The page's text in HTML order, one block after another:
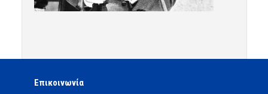
Επικοινωνία